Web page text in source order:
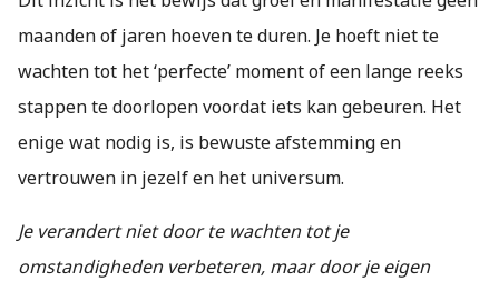
maanden of jaren hoeven te duren. Je hoeft niet te
wachten tot het ‘perfecte’ moment of een lange reeks
stappen te doorlopen voordat iets kan gebeuren. Het
enige wat nodig is, is bewuste afstemming en
vertrouwen in jezelf en het universum.
Je verandert niet door te wachten tot je
omstandigheden verbeteren, maar door je eigen